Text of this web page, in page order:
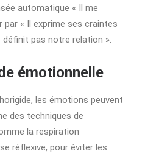
automatique « Il me
« Il exprime ses craintes
définit pas notre relation ».
émotionnelle
les émotions peuvent
des techniques de
la respiration
réflexive, pour éviter les